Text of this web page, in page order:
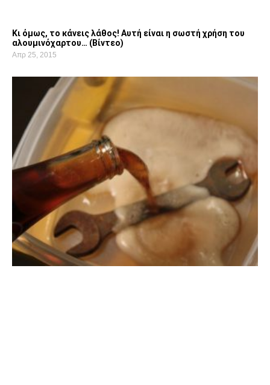
Κι όμως, το κάνεις λάθος! Αυτή είναι η σωστή χρήση του
αλουμινόχαρτου… (Βίντεο)
Απρ 25, 2015